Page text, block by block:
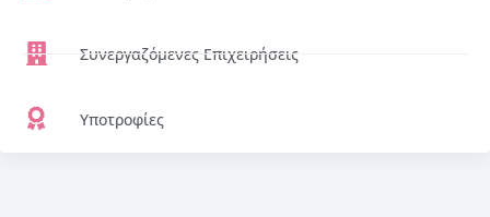
Συνεργαζόμενες Επιχειρήσεις
Υποτροφίες